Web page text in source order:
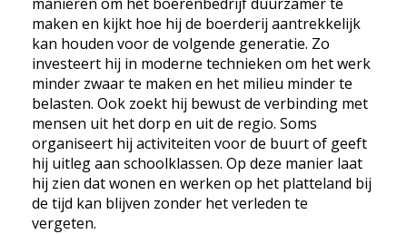
maken en kijkt hoe hij de boerderij aantrekkelijk
kan houden voor de volgende generatie. Zo
investeert hij in moderne technieken om het werk
minder zwaar te maken en het milieu minder te
belasten. Ook zoekt hij bewust de verbinding met
mensen uit het dorp en uit de regio. Soms
organiseert hij activiteiten voor de buurt of geeft
hij uitleg aan schoolklassen. Op deze manier laat
hij zien dat wonen en werken op het platteland bij
de tijd kan blijven zonder het verleden te
vergeten.